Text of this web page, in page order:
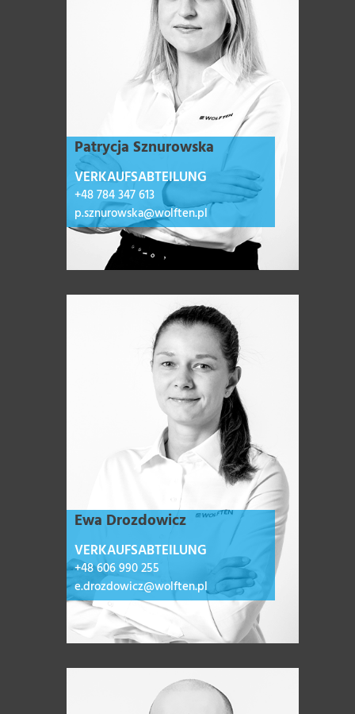
Patrycja Sznurowska
VERKAUFSABTEILUNG
+48 784 347 613
p.sznurowska@wolften.pl
Ewa Drozdowicz
VERKAUFSABTEILUNG
+48 606 990 255
e.drozdowicz@wolften.pl